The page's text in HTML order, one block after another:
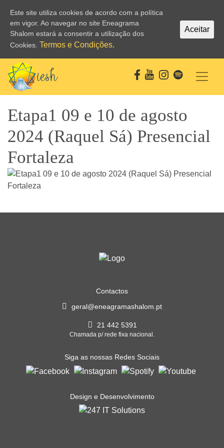
Etapa1 09 e 10 de agosto
2024 (Raquel Sá) Presencial
Fortaleza
Contactos
geral@eneagramashalom.pt
21 442 5391
Chamada p/ rede fixa nacional.
Siga as nossas Redes Sociais
Design e Desenvolvimento
Este site utiliza cookies de acordo com a política
em vigor. Ao navegar no site Eneagrama
Shalom estará a consentir a utilização dos
Cookies. Termos e Condições.
Aceitar